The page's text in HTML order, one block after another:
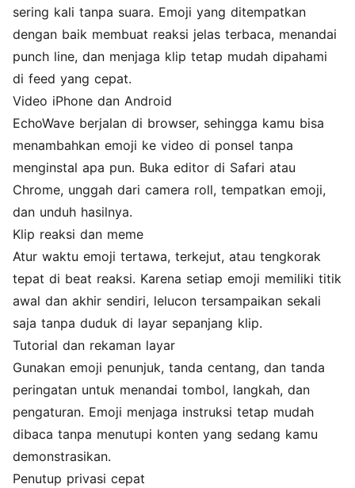
sering kali tanpa suara. Emoji yang ditempatkan
dengan baik membuat reaksi jelas terbaca, menandai
punch line, dan menjaga klip tetap mudah dipahami
di feed yang cepat.
Video iPhone dan Android
EchoWave berjalan di browser, sehingga kamu bisa
menambahkan emoji ke video di ponsel tanpa
menginstal apa pun. Buka editor di Safari atau
Chrome, unggah dari camera roll, tempatkan emoji,
dan unduh hasilnya.
Klip reaksi dan meme
Atur waktu emoji tertawa, terkejut, atau tengkorak
tepat di beat reaksi. Karena setiap emoji memiliki titik
awal dan akhir sendiri, lelucon tersampaikan sekali
saja tanpa duduk di layar sepanjang klip.
Tutorial dan rekaman layar
Gunakan emoji penunjuk, tanda centang, dan tanda
peringatan untuk menandai tombol, langkah, dan
pengaturan. Emoji menjaga instruksi tetap mudah
dibaca tanpa menutupi konten yang sedang kamu
demonstrasikan.
Penutup privasi cepat